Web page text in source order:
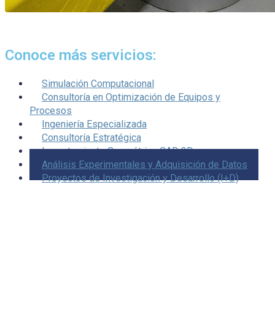
Conoce más servicios:
Simulación Computacional
Consultoría en Optimización de Equipos y
Procesos
Ingeniería Especializada
Consultoría Estratégica
Levantamiento Geométrico CAD 3D
Análisis Experimentales y Adquisición de Datos
Proyectos de Investigación y Desarrollo (I+D)